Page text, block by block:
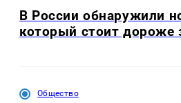
В России обнаружили
который стоит дороже
Общество